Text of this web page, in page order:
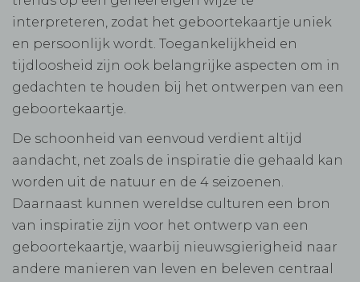
interpreteren, zodat het geboortekaartje uniek
en persoonlijk wordt. Toegankelijkheid en
tijdloosheid zijn ook belangrijke aspecten om in
gedachten te houden bij het ontwerpen van een
geboortekaartje.
De schoonheid van eenvoud verdient altijd
aandacht, net zoals de inspiratie die gehaald kan
worden uit de natuur en de 4 seizoenen.
Daarnaast kunnen wereldse culturen een bron
van inspiratie zijn voor het ontwerp van een
geboortekaartje, waarbij nieuwsgierigheid naar
andere manieren van leven en beleven centraal